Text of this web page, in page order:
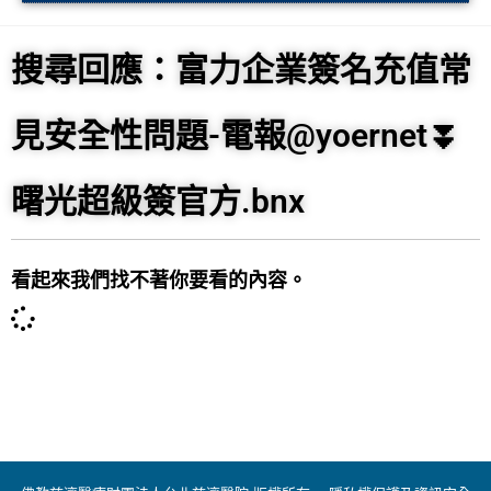
搜尋回應：富力企業簽名充值常
見安全性問題-電報@yoernet⏬️
曙光超級簽官方.bnx
看起來我們找不著你要看的內容。